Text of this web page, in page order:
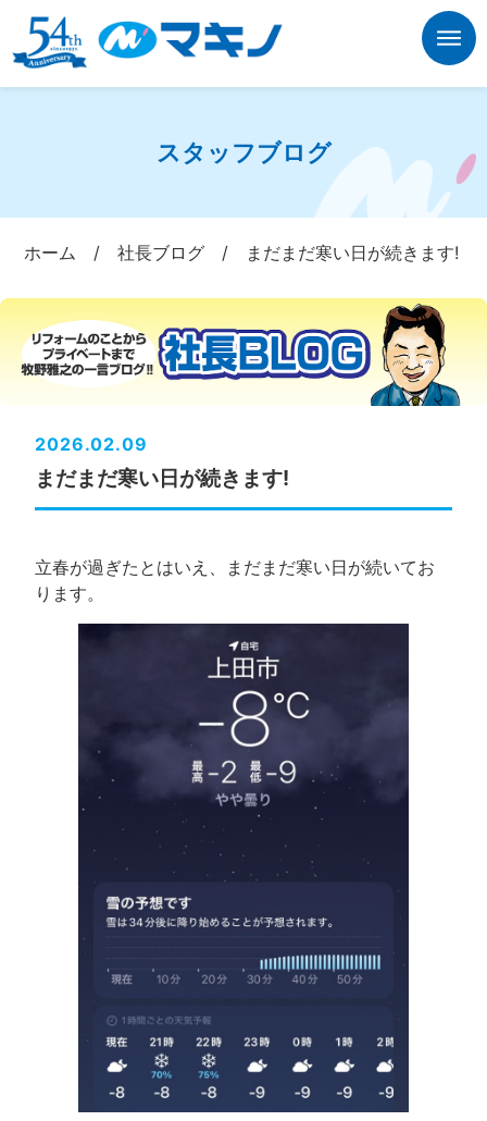
スタッフブログ
ホーム /社長ブログ / まだまだ寒い日が続きます!
2026.02.09
まだまだ寒い日が続きます!
立春が過ぎたとはいえ、まだまだ寒い日が続いてお
ります。